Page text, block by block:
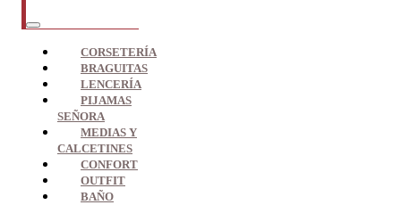
CORSETERÍA
BRAGUITAS
LENCERÍA
PIJAMAS
SEÑORA
MEDIAS Y
CALCETINES
CONFORT
OUTFIT
BAÑO